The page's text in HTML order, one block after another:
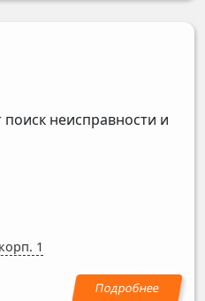
неисправности и
1